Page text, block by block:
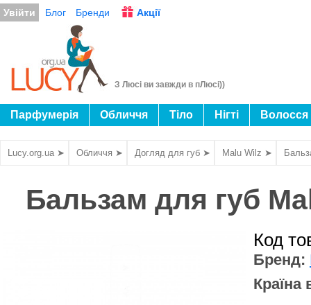
Увійти Блог Бренди Акції
З Люсі ви завжди в пЛюсі))
Парфумерія Обличчя Тіло Нігті Волосся
Lucy.org.ua ➤ Обличчя ➤ Догляд для губ ➤ Malu Wilz ➤
Бальзам для губ
Код
Бренд: